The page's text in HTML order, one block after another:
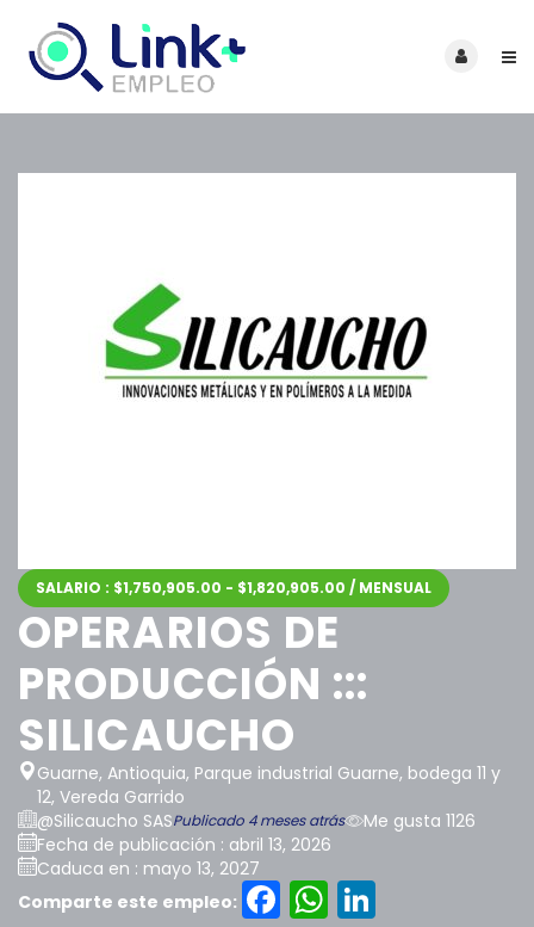
SALARIO : $1,750,905.00 - $1,820,905.00 / MENSUAL
OPERARIOS DE
PRODUCCIÓN :::
SILICAUCHO
Guarne, Antioquia, Parque industrial Guarne, bodega 11 y
12, Vereda Garrido
@Silicaucho SASPublicado 4 meses atrás
Me gusta 1126
Fecha de publicación : abril 13, 2026
Caduca en : mayo 13, 2027
Comparte este empleo:
Facebook